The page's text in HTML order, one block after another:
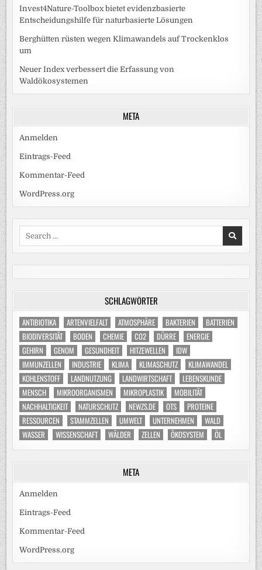
Invest4Nature-Toolbox bietet evidenzbasierte
Entscheidungshilfe für naturbasierte Lösungen
Berghütten rüsten wegen Klimawandels auf Trockenklos
um
Neuer Index verbessert die Erfassung von
Waldökosystemen
META
Anmelden
Eintrags-Feed
Kommentar-Feed
WordPress.org
Search
SCHLAGWÖRTER
ANTIBIOTIKA ARTENVIELFALT ATMOSPHÄRE BAKTERIEN
BATTERIEN
BIODIVERSITÄT
BODEN CHEMIE CO2 DÜRRE
ENERGIE
GEHIRN
GENOM GESUNDHEIT HITZEWELLEN
IDW
IMMUNZELLEN
INDUSTRIE KLIMA KLIMASCHUTZ
KLIMAWANDEL
KOHLENSTOFF
LANDNUTZUNG LANDWIRTSCHAFT
LEBENSKUNDE
MENSCH
MIKROORGANISMEN MIKROPLASTIK
MOBILITÄT
NACHHALTIGKEIT
NATURSCHUTZ NEWZS.DE OTS
PROTEINE
RESSOURCEN
STAMMZELLEN UMWELT UNTERNEHMEN
WALD
WASSER
WISSENSCHAFT WÄLDER ZELLEN ÖKOSYSTEM ÖL
META
Anmelden
Eintrags-Feed
Kommentar-Feed
WordPress.org